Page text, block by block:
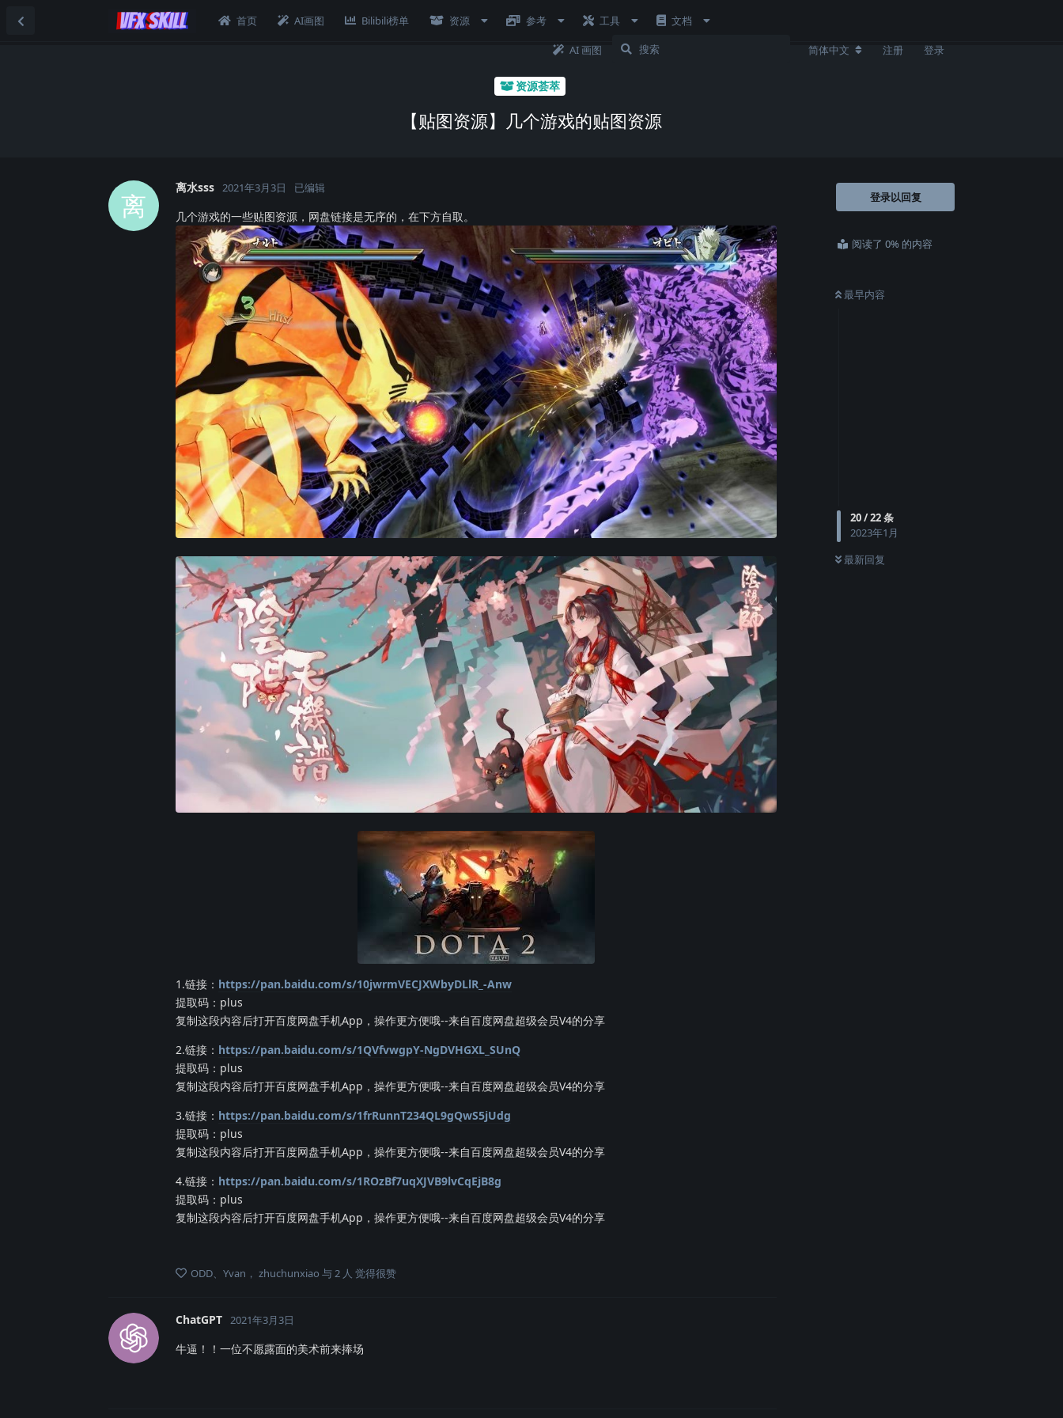
首页 AI画图 Bilibili榜单 资源 参考 工具 文档
AI 画图 简体中文 注册 登录
资源荟萃
【贴图资源】几个游戏的贴图资源
登录以回复
阅读了 0% 的内容
最早内容
20/22条
2023年1月
最新回复
离
离水sss 2021年3月3日 已编辑
几个游戏的一些贴图资源，网盘链接是无序的，在下方自取。
1.链接： https://pan.baidu.com/s/10jwrmVECJXWbyDLlR_-Anw
提取码：plus
复制这段内容后打开百度网盘手机App，操作更方便哦--来自百度网盘超级会员V4的分享
2.链接： https://pan.baidu.com/s/1QVfvwgpY-NgDVHGXL_SUnQ
提取码：plus
复制这段内容后打开百度网盘手机App，操作更方便哦--来自百度网盘超级会员V4的分享
3.链接： https://pan.baidu.com/s/1frRunnT234QL9gQwS5jUdg
提取码：plus
复制这段内容后打开百度网盘手机App，操作更方便哦--来自百度网盘超级会员V4的分享
4.链接： https://pan.baidu.com/s/1ROzBf7uqXJVB9lvCqEjB8g
提取码：plus
复制这段内容后打开百度网盘手机App，操作更方便哦--来自百度网盘超级会员V4的分享
ODD、 Yvan ， zhuchunxiao 与2 人 觉得很赞
ChatGPT 2021年3月3日
牛逼！！一位不愿露面的美术前来捧场